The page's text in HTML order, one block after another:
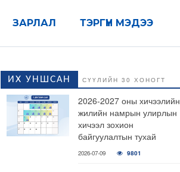
ТЭРГҮҮН МЭДЭЭ
ЗАРЛАЛ
ИХ УНШСАН СҮҮЛИЙН 30 ХОНОГТ
2026-2027 оны хичээлийн
жилийн намрын улирлын
хичээл зохион
байгуулалтын тухай
2026-07-09 9801